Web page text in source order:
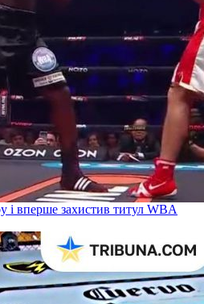
і вперше захистив титул WBA